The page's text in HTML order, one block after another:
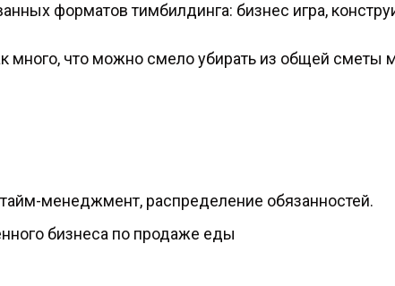
форматов тимбилдинга: бизнес игра,
много, что можно смело убирать из общей сметы
менеджмент, распределение обязанностей.
бизнеса по продаже еды